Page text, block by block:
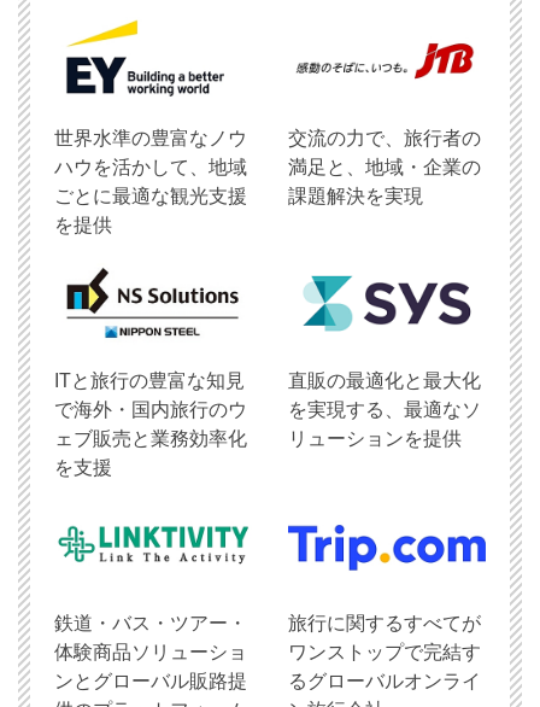
世界水準の豊富なノウ
ハウを活かして、地域
ごとに最適な観光支援
を提供
交流の力で、旅行者の
満足と、地域・企業の
課題解決を実現
ITと旅行の豊富な知見
で海外・国内旅行のウ
ェブ販売と業務効率化
を支援
直販の最適化と最大化
を実現する、最適なソ
リューションを提供
鉄道・バス・ツアー・
体験商品ソリューショ
ンとグローバル販路提
旅行に関するすべてが
ワンストップで完結す
るグローバルオンライ